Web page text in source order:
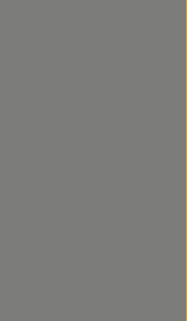
verbraucher
lammertzhof/
Link zu https://